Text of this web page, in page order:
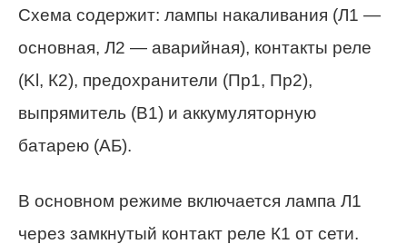
Схема содержит: лампы накаливания (Л1 —
основная, Л2 — аварийная), контакты реле
(Kl, К2), предохранители (Пр1, Пр2),
выпрямитель (В1) и аккумуляторную
батарею (АБ).
В основном режиме включается лампа Л1
через замкнутый контакт реле К1 от сети.